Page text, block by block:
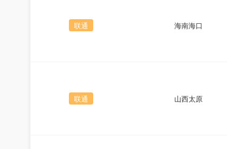
联通 海南海口
联通 山西太原